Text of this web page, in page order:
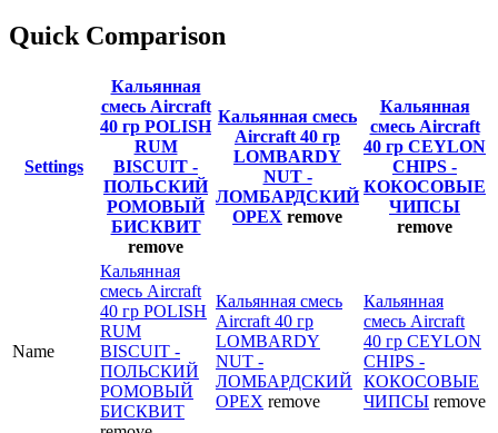
Quick Comparison
Settings
Кальянная
смесь Aircraft
40 гр POLISH
RUM
BISCUIT -
ПОЛЬСКИЙ
РОМОВЫЙ
БИСКВИТ
remove
Кальянная смесь
Aircraft 40 гр
LOMBARDY
NUT -
ЛОМБАРДСКИЙ
ОРЕХ remove
Кальянная
смесь Aircraft
40 гр CEYLON
CHIPS -
КОКОСОВЫЕ
ЧИПСЫ
remove
Name
Кальянная
смесь Aircraft
40 гр POLISH
RUM
BISCUIT -
ПОЛЬСКИЙ
РОМОВЫЙ
БИСКВИТ
Кальянная смесь
Aircraft 40 гр
LOMBARDY
NUT -
ЛОМБАРДСКИЙ
ОРЕХ remove
Кальянная
смесь Aircraft
40 гр CEYLON
CHIPS -
КОКОСОВЫЕ
ЧИПСЫ remove